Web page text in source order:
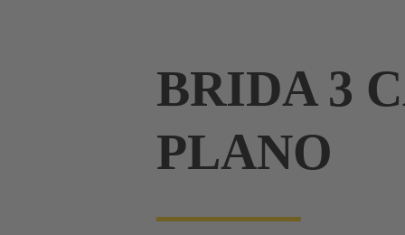
BRIDA 3
PLANO